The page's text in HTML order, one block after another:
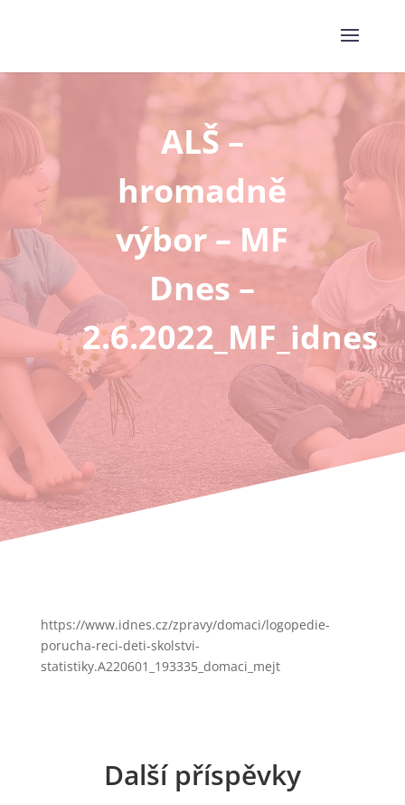
ALŠ –
hromadně
výbor – MF
Dnes –
2.6.2022_MF_idnes
https://www.idnes.cz/zpravy/domaci/logopedie-
porucha-reci-deti-skolstvi-
statistiky.A220601_193335_domaci_mejt
Další příspěvky